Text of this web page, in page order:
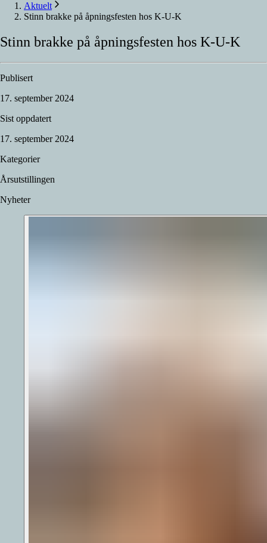
Aktuelt
Stinn brakke på åpningsfesten hos K-U-K
Stinn brakke på åpningsfesten hos K-U-K
Publisert
17. september 2024
Sist oppdatert
17. september 2024
Kategorier
Årsutstillingen
Nyheter